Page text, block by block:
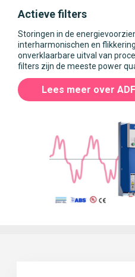
Actieve filters
Storingen in de
interharmonischen en
onverklaarbare uitval van
filters zijn de meeste power
Lees meer over